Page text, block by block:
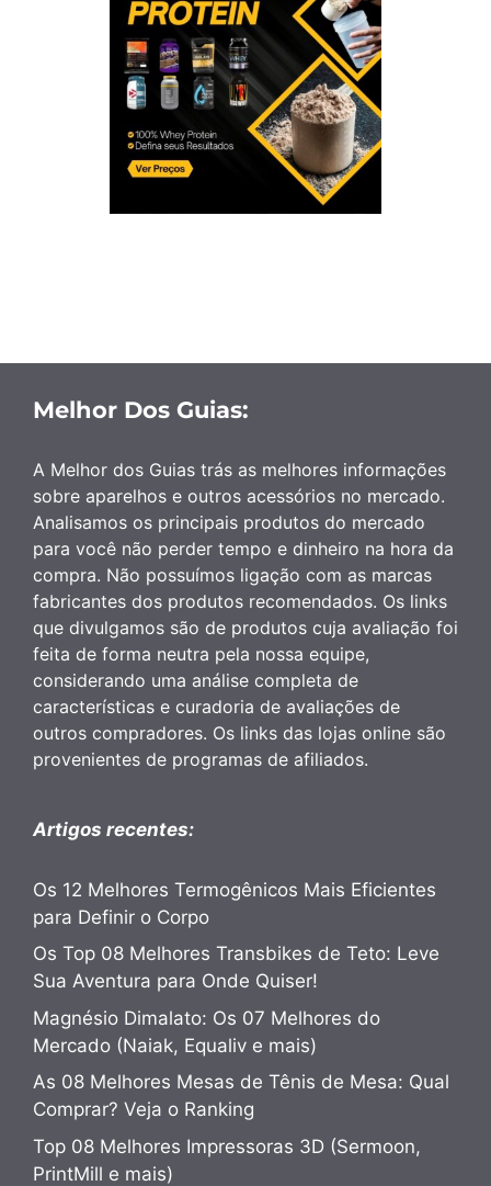
Melhor Dos Guias:
A Melhor dos Guias trás as melhores informações
sobre aparelhos e outros acessórios no mercado.
Analisamos os principais produtos do mercado
para você não perder tempo e dinheiro na hora da
compra. Não possuímos ligação com as marcas
fabricantes dos produtos recomendados. Os links
que divulgamos são de produtos cuja avaliação foi
feita de forma neutra pela nossa equipe,
considerando uma análise completa de
características e curadoria de avaliações de
outros compradores. Os links das lojas online são
provenientes de programas de afiliados.
Artigos recentes:
Os 12 Melhores Termogênicos Mais Eficientes
para Definir o Corpo
Os Top 08 Melhores Transbikes de Teto: Leve
Sua Aventura para Onde Quiser!
Magnésio Dimalato: Os 07 Melhores do
Mercado (Naiak, Equaliv e mais)
As 08 Melhores Mesas de Tênis de Mesa: Qual
Comprar? Veja o Ranking
Top 08 Melhores Impressoras 3D (Sermoon,
PrintMill e mais)